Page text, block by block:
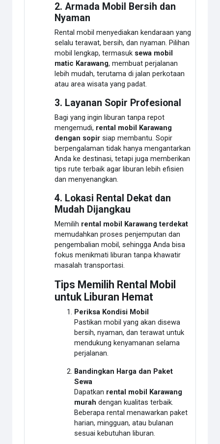
2. Armada Mobil Bersih dan
Nyaman
Rental mobil menyediakan kendaraan yang
selalu terawat, bersih, dan nyaman. Pilihan
mobil lengkap, termasuk sewa mobil
matic Karawang, membuat perjalanan
lebih mudah, terutama di jalan perkotaan
atau area wisata yang padat.
3. Layanan Sopir Profesional
Bagi yang ingin liburan tanpa repot
mengemudi, rental mobil Karawang
dengan sopir siap membantu. Sopir
berpengalaman tidak hanya mengantarkan
Anda ke destinasi, tetapi juga memberikan
tips rute terbaik agar liburan lebih efisien
dan menyenangkan.
4. Lokasi Rental Dekat dan
Mudah Dijangkau
Memilih rental mobil Karawang terdekat
memudahkan proses penjemputan dan
pengembalian mobil, sehingga Anda bisa
fokus menikmati liburan tanpa khawatir
masalah transportasi.
Tips Memilih Rental Mobil
untuk Liburan Hemat
Periksa Kondisi Mobil
Pastikan mobil yang akan disewa
bersih, nyaman, dan terawat untuk
mendukung kenyamanan selama
perjalanan.
Bandingkan Harga dan Paket
Sewa
Dapatkan rental mobil Karawang
murah dengan kualitas terbaik.
Beberapa rental menawarkan paket
harian, mingguan, atau bulanan
sesuai kebutuhan liburan.